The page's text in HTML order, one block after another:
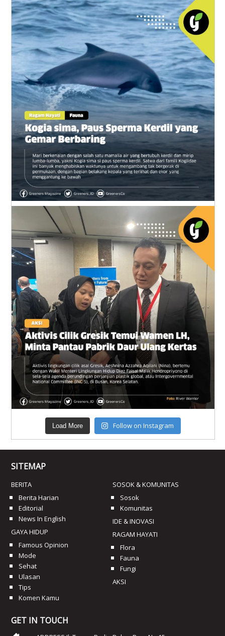
Load More Follow on Instagram
SITEMAP
BERITA
Berita Harian
Editorial
News In English
GAYA HIDUP
Famous Opinion
Mode
Sehat
Ulasan
Tips
Komen Kamu
SOSOK & KOMUNITAS
Sosok
Komunitas
IDE & INOVASI
RAGAM HAYATI
Flora
Fauna
Fungi
AKSI
GET IN TOUCH